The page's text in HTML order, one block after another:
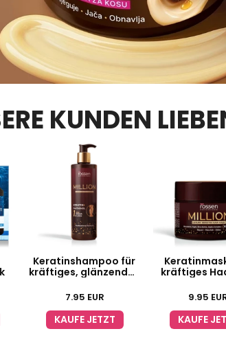
KUNDEN
Keratinshampoo für
kräftiges, glänzendes
7.95 EUR
KAUFE JETZT
kräftiges
9.95
KAUFE